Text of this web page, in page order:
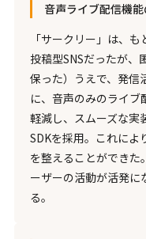
音声ライブ配信機
「サークリー」は、
投稿型SNSだったが、
保った）うえで、発信
に、音声のみのライ
軽減し、スムーズな
SDKを採用。これによ
を整えることができた
ーザーの活動が活発に
る。